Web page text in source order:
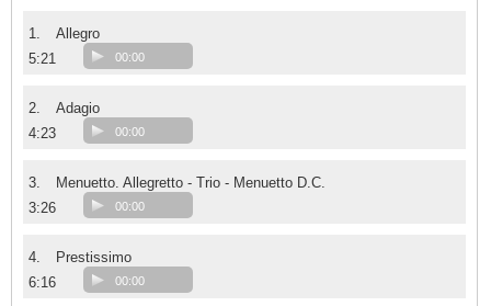
1.
Allegro
5:21
00:00
2.
Adagio
4:23
00:00
3.
Menuetto. Allegretto - Trio - Menuetto D.C.
3:26
00:00
4.
Prestissimo
6:16
00:00